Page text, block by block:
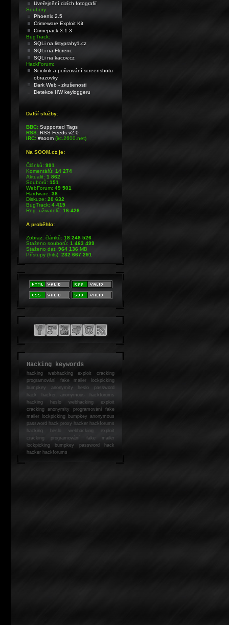
Uveřejnění cizích fotografií
Soubory:
Phoenix 2.5
Crimeware Exploit Kit
Crimepack 3.1.3
BugTrack:
SQLi na listyprahy1.cz
SQLi na Florenc
SQLi na kacov.cz
HackForum:
Sciolink a pořizování screenshotu
obrazovky
Dark Web - zkušenosti
Detekce HW keyloggeru
Další služby:
BBC: Supported Tags
RSS: RSS Feeds v2.0
IRC: #soom(irc.2600.net)
Na SOOM.cz je:
Článků:991
Komentářů:14 274
Aktualit:1 862
Souborů:151
WebForum:49 501
Hardware:38
Diskuze:20 632
BugTrack:4 415
Reg. uživatelů:16 426
A proběhlo:
Zobraz. článků:18 248 526
Staženo souborů:1 463 499
Staženo dat:964 136MB
Přístupy (hits):232 667 291
Hacking keywords
hackingwebhacking exploit cracking
programování fake mailer lockpicking
bumpkey anonymity heslo password
hackhacker anonymous hackforums
hackingheslo webhacking exploit
cracking anonymity programování fake
mailer lockpicking bumpkey anonymous
password hack proxy hacker hackforums
hacking heslo webhacking exploit
cracking programování fake mailer
lockpicking bumpkey password hack
hackerhackforums